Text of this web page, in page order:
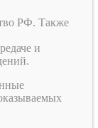
РФ. Также
и